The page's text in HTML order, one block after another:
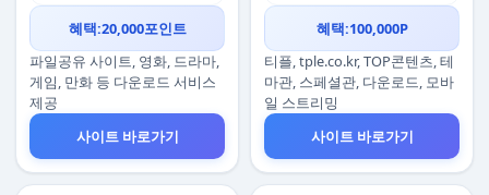
혜택:20,000포인트
파일공유 사이트, 영화, 드라마,
게임, 만화 등 다운로드 서비스
제공
사이트 바로가기
혜택:100,000P
티플, tple.co.kr, TOP콘텐츠, 테
마관, 스페셜관, 다운로드, 모바
일 스트리밍
사이트 바로가기